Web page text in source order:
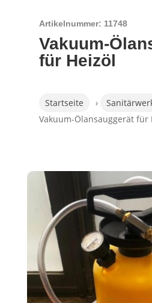
Artikelnummer: 11748
Vakuum-
für Heizöl
Startseite ›
Vakuum-Ölansauggerät für